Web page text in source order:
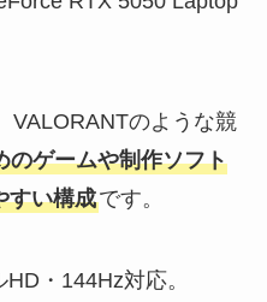
VALORANTのような競
のゲームや制作ソフト
すい構成です。
・144Hz対応。